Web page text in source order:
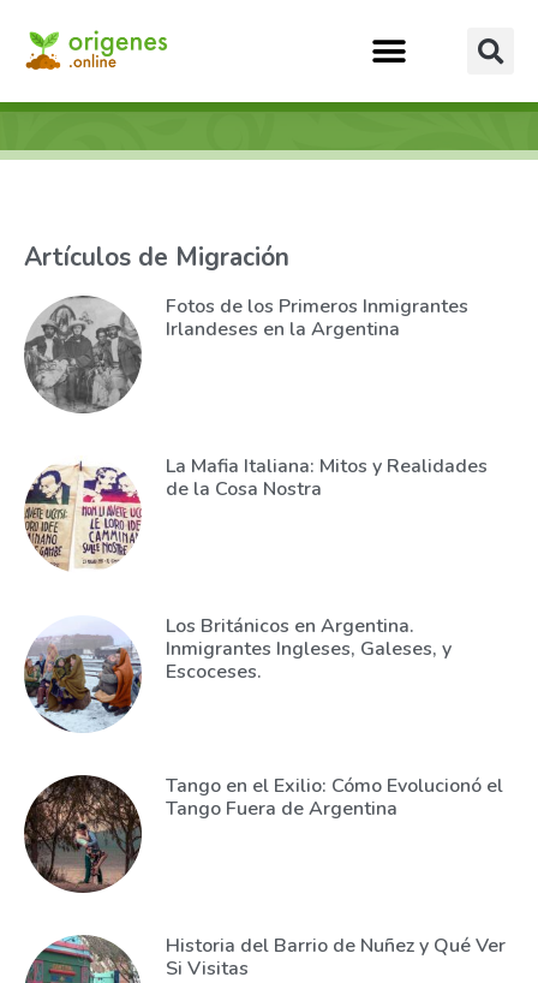
Artículos de Migración
Fotos de los Primeros Inmigrantes
Irlandeses en la Argentina
La Mafia Italiana: Mitos y Realidades
de la Cosa Nostra
Los Británicos en Argentina.
Inmigrantes Ingleses, Galeses, y
Escoceses.
Tango en el Exilio: Cómo Evolucionó el
Tango Fuera de Argentina
Historia del Barrio de Nuñez y Qué Ver
Si Visitas